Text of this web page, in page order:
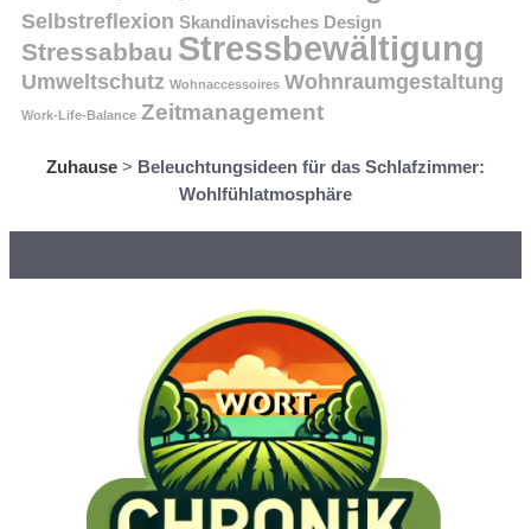
Selbstreflexion Skandinavisches Design
Stressabbau Stressbewältigung
Umweltschutz Wohnaccessoires Wohnraumgestaltung
Work-Life-Balance Zeitmanagement
Zuhause > Beleuchtungsideen für das Schlafzimmer:
Wohlfühlatmosphäre